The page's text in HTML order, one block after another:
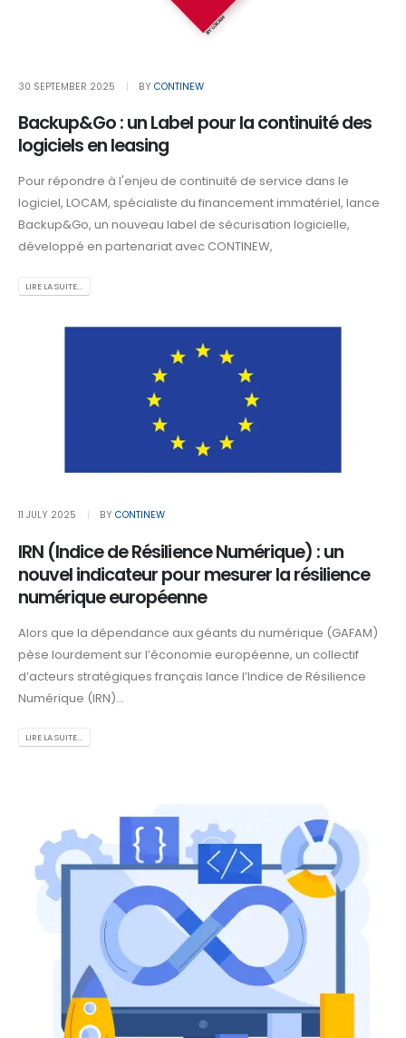
30 SEPTEMBER 2025 BY CONTINEW
Backup&Go : un Label pour la continuité des
logiciels en leasing
Pour répondre à l'enjeu de continuité de service dans le
logiciel, LOCAM, spécialiste du financement immatériel, lance
Backup&Go, un nouveau label de sécurisation logicielle,
développé en partenariat avec CONTINEW,
LIRE LA SUITE...
11 JULY 2025 BY CONTINEW
IRN (Indice de Résilience Numérique) : un
nouvel indicateur pour mesurer la résilience
numérique européenne
Alors que la dépendance aux géants du numérique (GAFAM)
pèse lourdement sur l’économie européenne, un collectif
d’acteurs stratégiques français lance l’Indice de Résilience
Numérique (IRN)...
LIRE LA SUITE...